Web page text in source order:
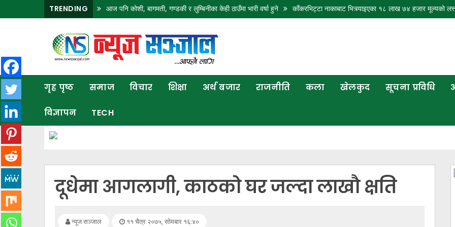
TRENDING
पानी पर्ने सम्भावना न्यून आज पनि कोशी, बागमती, गण्डकी र लुम्बिनीका केही ठाउँमा भारी वर्षा हुने काँकरभिट्टा नाकाबाट भित्र्याइएका १८ लाख ७४ हजार मूल्यकाे लत्ताकपडा
गृह पृष्ठ समाज विचार शिक्षा अर्थ बजार राजनीति कला खेलकुद सूचना प्रविधि
विज्ञापन TECH
दूधेमा आगलागी, काठको घर जल्दा लाखौ क्षति
न्यूज सञ्जाल ११ चैत्र २०७५, सोमबार १६:४०
समाज
शिक्षा
अर्थ
बजार
राजनीति
कला
खेलकुद